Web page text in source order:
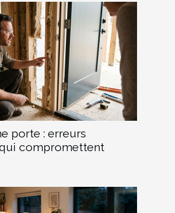
porte : erreurs
compromettent